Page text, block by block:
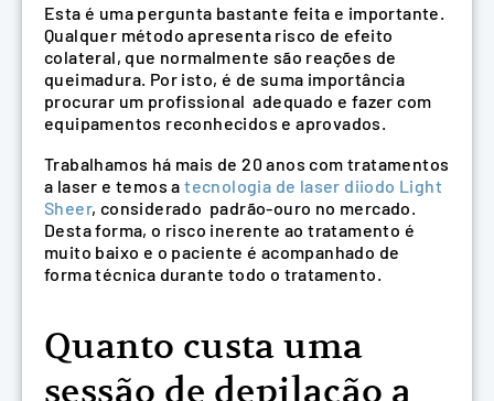
Esta é uma pergunta bastante feita e importante.
Qualquer método apresenta risco de efeito
colateral, que normalmente são reações de
queimadura. Por isto, é de suma importância
procurar um profissional adequado e fazer com
equipamentos reconhecidos e aprovados.
Trabalhamos há mais de 20 anos com tratamentos
a laser e temos atecnologia de laser diiodo Light
Sheer, considerado padrão-ouro no mercado.
Desta forma, o risco inerente ao tratamento é
muito baixo e o paciente é acompanhado de
forma técnica durante todo o tratamento.
Quanto custa uma
sessão de depilação a